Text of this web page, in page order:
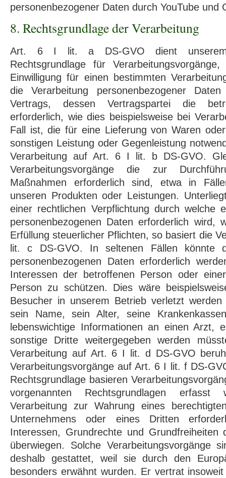
personenbezogener Daten durch YouTube und
8. Rechtsgrundlage der Verarbeitung
Art. 6 I lit. a DS-GVO dient unserem
Rechtsgrundlage für
Einwilligung für einen bestimmten
die Verarbeitung personenbezogener
Vertrags, dessen Vertragspartei die
erforderlich, wie dies beispielsweise bei
Fall ist, die für eine Lieferung von Waren
sonstigen Leistung oder Gegenleistung
Verarbeitung auf Art. 6 I lit. b DS-GVO.
Verarbeitungsvorgänge die zur
Maßnahmen erforderlich sind, etwa in
unseren Produkten oder Leistungen.
einer rechtlichen Verpflichtung durch welche
personenbezogenen Daten erforderlich wird,
Erfüllung steuerlicher Pflichten, so basiert die
lit. c DS-GVO. In seltenen Fällen könnte
personenbezogenen Daten erforderlich
Interessen der betroffenen Person oder
Person zu schützen. Dies wäre
Besucher in unserem Betrieb verletzt
sein Name, sein Alter, seine
lebenswichtige Informationen an einen Arzt,
sonstige Dritte weitergegeben werden
Verarbeitung auf Art. 6 I lit. d DS-GVO
Verarbeitungsvorgänge auf Art. 6 I lit. f DS-
Rechtsgrundlage basieren
vorgenannten Rechtsgrundlagen
Verarbeitung zur Wahrung eines
Unternehmens oder eines Dritten
Interessen, Grundrechte und Grundfreiheiten
überwiegen. Solche Verarbeitungsvorgänge
deshalb gestattet, weil sie durch den
besonders erwähnt wurden. Er vertrat